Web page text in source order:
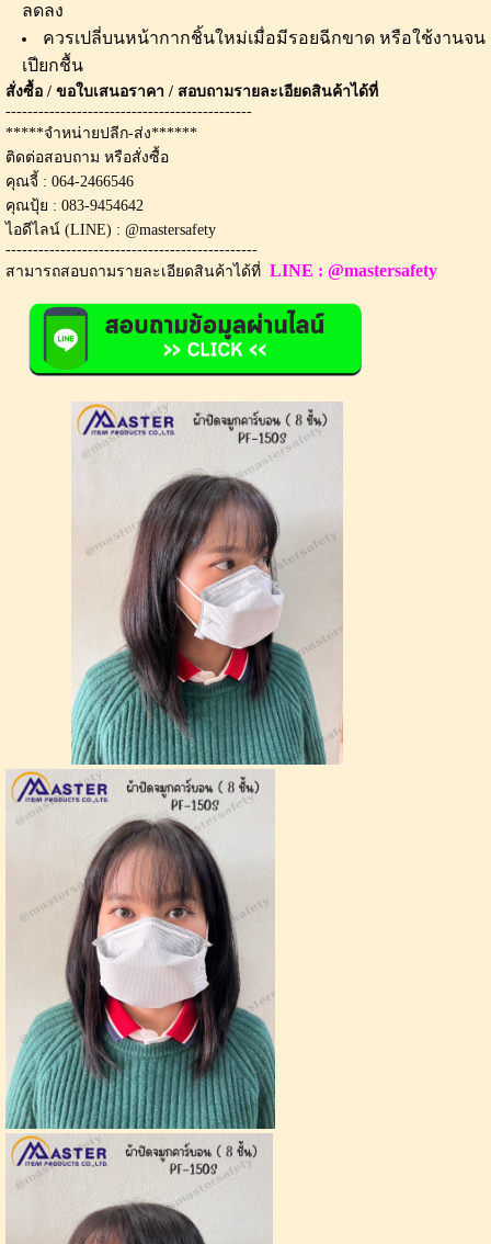
ลดลง
ควรเปลี่บนหน้ากากชิ้นใหม่เมื่อมีรอยฉีกขาด หรือใช้งานจน
เปียกชื้น
สั่งซื้อ / ขอใบเสนอราคา / สอบถามรายละเอียดสินค้าได้ที่
---------------------------------------------
*****จำหน่ายปลีก-ส่ง******
ติดต่อสอบถาม หรือสั่งซื้อ
คุณจี้ : 064-2466546
คุณปุ้ย : 083-9454642
ไอดีไลน์ (LINE) : @mastersafety
----------------------------------------------
สามารถสอบถามรายละเอียดสินค้าได้ที่ LINE : @mastersafety